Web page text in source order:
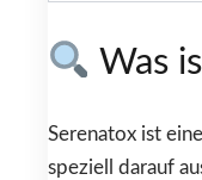
Was
Serenatox ist
speziell darauf